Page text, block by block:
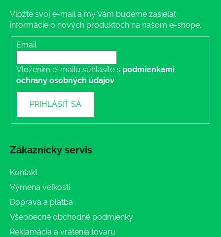
Vložte svoj e-mail a my Vám budeme zasielať
informácie o nových produktoch na našom e-shope.
Email
Vložením e-mailu súhlasíte s podmienkami
ochrany osobných údajov
PRIHLÁSIŤ SA
Zákaznícky servis
Kontakt
Výmena veľkosti
Doprava a platba
Všeobecné obchodné podmienky
Reklamácia a vrátenia tovaru